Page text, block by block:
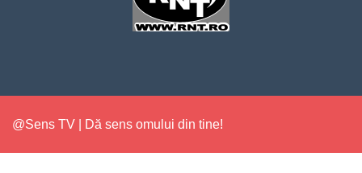
@Sens TV | Dă sens omului din tine!